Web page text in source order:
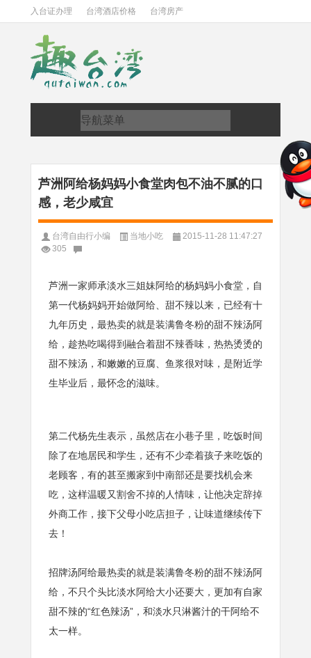
入台证办理 台湾酒店价格 台湾房产
芦洲阿给杨妈妈小食堂肉包不油不腻的口
感，老少咸宜
台湾自由行小编 当地小吃
2015-11-28 11:47:27
305
芦洲一家师承淡水三姐妹阿给的杨妈妈小食堂，自
第一代杨妈妈开始做阿给、甜不辣以来，已经有十
九年历史，最热卖的就是装满鲁冬粉的甜不辣汤阿
给，趁热吃喝得到融合着甜不辣香味，热热烫烫的
甜不辣汤，和嫩嫩的豆腐、鱼浆很对味，是附近学
生毕业后，最怀念的滋味。
第二代杨先生表示，虽然店在小巷子里，吃饭时间
除了在地居民和学生，还有不少牵着孩子来吃饭的
老顾客，有的甚至搬家到中南部还是要找机会来
吃，这样温暖又割舍不掉的人情味，让他决定辞掉
外商工作，接下父母小吃店担子，让味道继续传下
去！
招牌汤阿给最热卖的就是装满鲁冬粉的甜不辣汤阿
给，不只个头比淡水阿给大小还要大，更加有自家
甜不辣的“红色辣汤”，和淡水只淋酱汁的干阿给不
太一样。